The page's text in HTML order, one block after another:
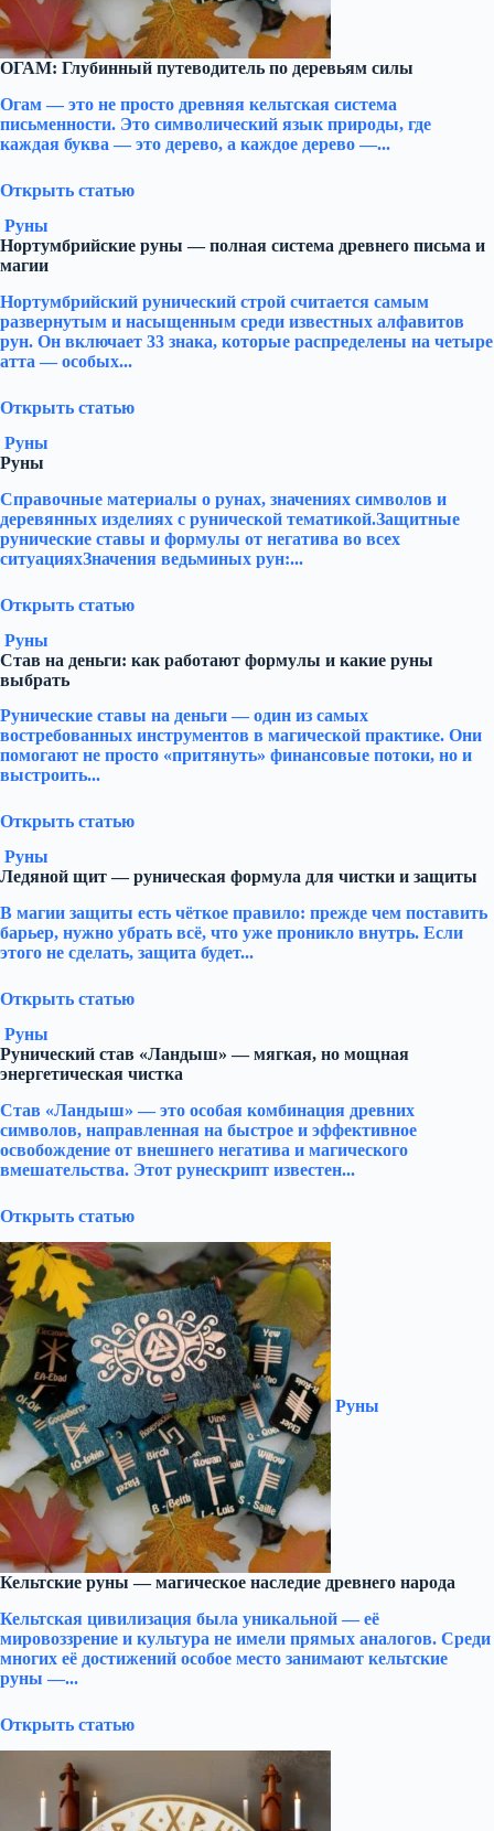
ОГАМ: Глубинный путеводитель по деревьям силы
Огам — это не просто древняя кельтская система
письменности. Это символический язык природы, где
каждая буква — это дерево, а каждое дерево —...
Открыть статью
Руны
Нортумбрийские руны — полная система древнего письма и
магии
Нортумбрийский рунический строй считается самым
развернутым и насыщенным среди известных алфавитов
рун. Он включает 33 знака, которые распределены на четыре
атта — особых...
Открыть статью
Руны
Руны
Справочные материалы о рунах, значениях символов и
деревянных изделиях с рунической тематикой.Защитные
рунические ставы и формулы от негатива во всех
ситуацияхЗначения ведьминых рун:...
Открыть статью
Руны
Став на деньги: как работают формулы и какие руны
выбрать
Рунические ставы на деньги — один из самых
востребованных инструментов в магической практике. Они
помогают не просто «притянуть» финансовые потоки, но и
выстроить...
Открыть статью
Руны
Ледяной щит — руническая формула для чистки и защиты
В магии защиты есть чёткое правило: прежде чем поставить
барьер, нужно убрать всё, что уже проникло внутрь. Если
этого не сделать, защита будет...
Открыть статью
Руны
Рунический став «Ландыш» — мягкая, но мощная
энергетическая чистка
Став «Ландыш» — это особая комбинация древних
символов, направленная на быстрое и эффективное
освобождение от внешнего негатива и магического
вмешательства. Этот рунескрипт известен...
Открыть статью
Руны
Кельтские руны — магическое наследие древнего народа
Кельтская цивилизация была уникальной — её
мировоззрение и культура не имели прямых аналогов. Среди
многих её достижений особое место занимают кельтские
руны —...
Открыть статью